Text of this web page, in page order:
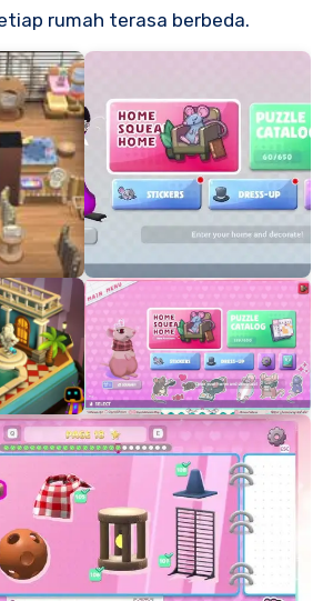
rumah terasa berbeda.